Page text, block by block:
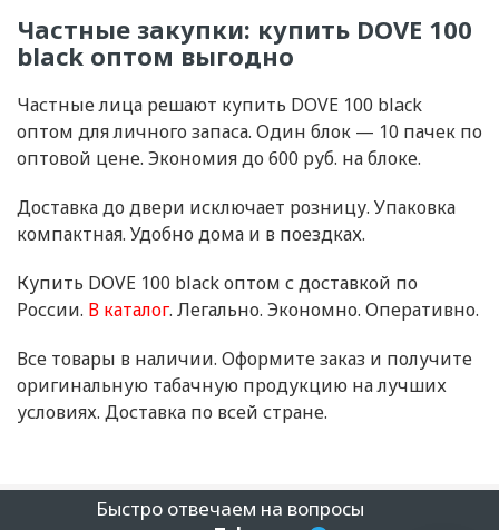
Частные закупки: купить DOVE 100
black оптом выгодно
Частные лица решают купить DOVE 100 black
оптом для личного запаса. Один блок — 10 пачек по
оптовой цене. Экономия до 600 руб. на блоке.
Доставка до двери исключает розницу. Упаковка
компактная. Удобно дома и в поездках.
Купить DOVE 100 black оптом с доставкой по
России. В каталог. Легально. Экономно. Оперативно.
Все товары в наличии. Оформите заказ и получите
оригинальную табачную продукцию на лучших
условиях. Доставка по всей стране.
Быстро отвечаем на вопросы